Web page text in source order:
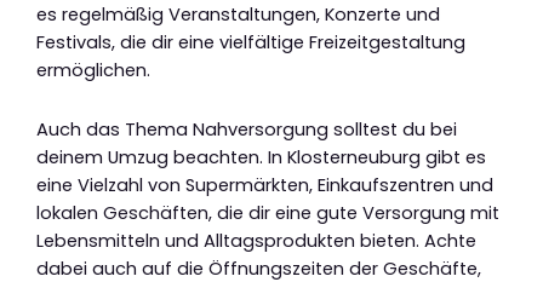
es regelmäßig Veranstaltungen, Konzerte und
Festivals, die dir eine vielfältige Freizeitgestaltung
ermöglichen.
Auch das Thema Nahversorgung solltest du bei
deinem Umzug beachten. In Klosterneuburg gibt es
eine Vielzahl von Supermärkten, Einkaufszentren und
lokalen Geschäften, die dir eine gute Versorgung mit
Lebensmitteln und Alltagsprodukten bieten. Achte
dabei auch auf die Öffnungszeiten der Geschäfte,